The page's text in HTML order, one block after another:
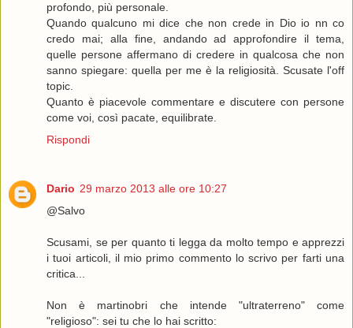
profondo, più personale.
Quando qualcuno mi dice che non crede in Dio io nn co
credo mai; alla fine, andando ad approfondire il tema,
quelle persone affermano di credere in qualcosa che non
sanno spiegare: quella per me è la religiosità. Scusate l'off
topic.
Quanto è piacevole commentare e discutere con persone
come voi, così pacate, equilibrate.
Rispondi
Dario 29 marzo 2013 alle ore 10:27
@Salvo
Scusami, se per quanto ti legga da molto tempo e apprezzi
i tuoi articoli, il mio primo commento lo scrivo per farti una
critica...
Non è martinobri che intende "ultraterreno" come
"religioso": sei tu che lo hai scritto: